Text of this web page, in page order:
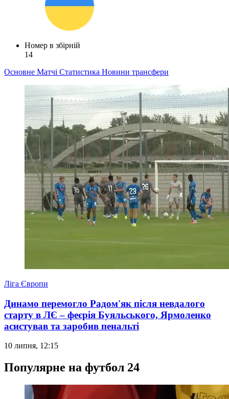
Номер в збірній
14
Основне Матчі Статистика Новини трансфери
Ліга Європи
Динамо перемогло Радом'як після невдалого
старту в ЛЄ – феєрія Буяльського, Ярмоленко
асистував та заробив пенальті
10 липня, 12:15
Популярне на футбол 24